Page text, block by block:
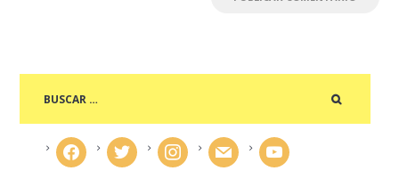
facebook twitter instagram mail youtube